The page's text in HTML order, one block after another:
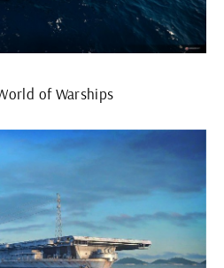
of Warships